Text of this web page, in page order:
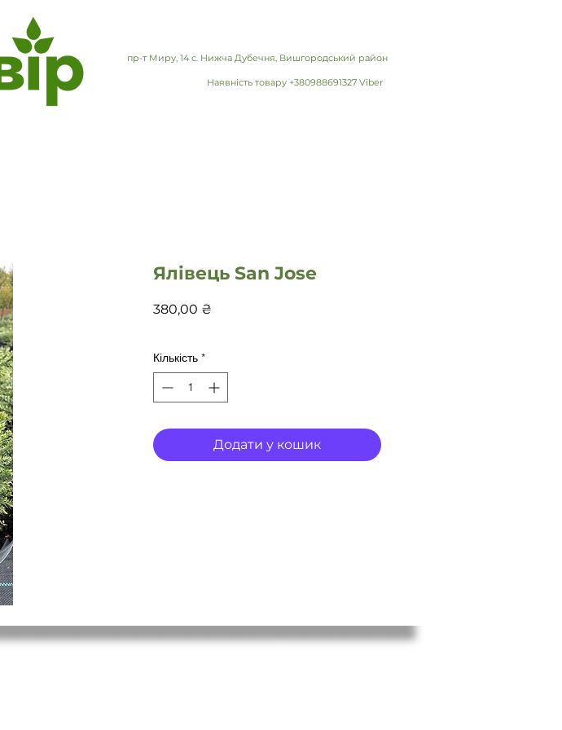
пр-т Миру, 14 с. Нижча Дубечня, Вишгородський район
Наявність товару +380988691327 Viber
Ялівець San Jose
380,00 ₴
Кількість *
Додати у кошик